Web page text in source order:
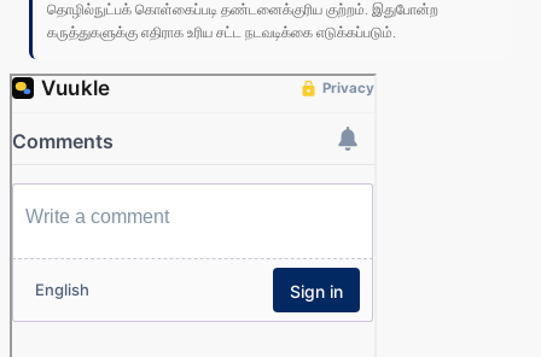
தொழில்நுட்பக் கொள்கைப்படி தண்டனைக்குரிய குற்றம். இதுபோன்ற
கருத்துகளுக்கு எதிராக உரிய சட்ட நடவடிக்கை எடுக்கப்படும்.